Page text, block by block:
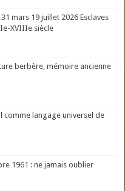
mars 19 juillet 2026 Esclaves
XVIIIe siècle
berbère, mémoire ancienne
comme langage universel de
1961 : ne jamais oublier